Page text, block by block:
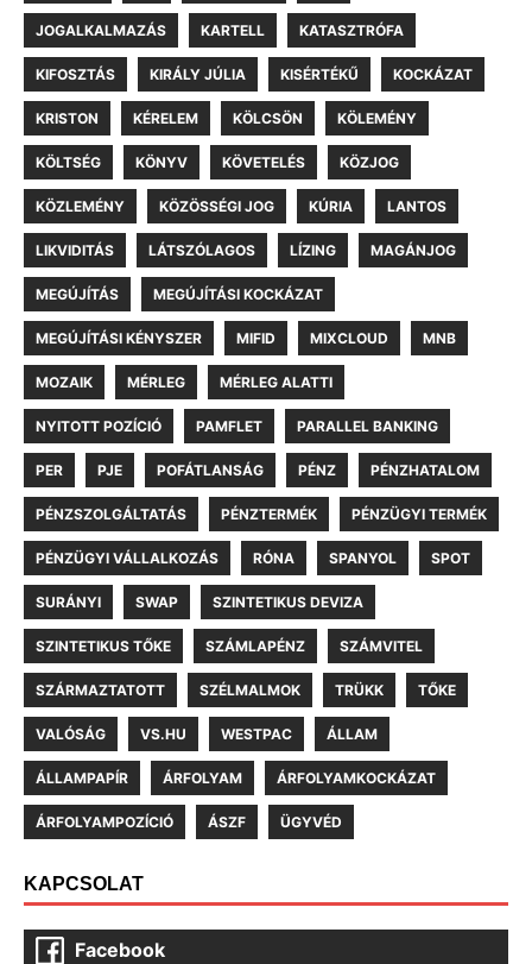
JOGALKALMAZÁS KARTELL KATASZTRÓFA
KIFOSZTÁS KIRÁLY JÚLIA KISÉRTÉKŰ KOCKÁZAT
KRISTON KÉRELEM KÖLCSÖN KÖLEMÉNY
KÖLTSÉG KÖNYV KÖVETELÉS KÖZJOG
KÖZLEMÉNY KÖZÖSSÉGI JOG KÚRIA LANTOS
LIKVIDITÁS LÁTSZÓLAGOS LÍZING MAGÁNJOG
MEGÚJÍTÁS MEGÚJÍTÁSI KOCKÁZAT
MEGÚJÍTÁSI KÉNYSZER MIFID MIXCLOUD MNB
MOZAIK MÉRLEG MÉRLEG ALATTI
NYITOTT POZÍCIÓ PAMFLET PARALLEL BANKING
PER PJE POFÁTLANSÁG PÉNZ PÉNZHATALOM
PÉNZSZOLGÁLTATÁS PÉNZTERMÉK PÉNZÜGYI TERMÉK
PÉNZÜGYI VÁLLALKOZÁS RÓNA SPANYOL SPOT
SURÁNYI SWAP SZINTETIKUS DEVIZA
SZINTETIKUS TŐKE SZÁMLAPÉNZ SZÁMVITEL
SZÁRMAZTATOTT SZÉLMALMOK TRÜKK TŐKE
VALÓSÁG VS.HU WESTPAC ÁLLAM
ÁLLAMPAPÍR ÁRFOLYAM ÁRFOLYAMKOCKÁZAT
ÁRFOLYAMPOZÍCIÓ ÁSZF ÜGYVÉD
KAPCSOLAT
Facebook